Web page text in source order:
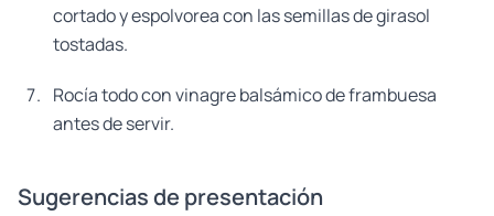
cortado y espolvorea con las semillas de girasol
tostadas.
Rocía todo con vinagre balsámico de frambuesa
antes de servir.
Sugerencias de presentación